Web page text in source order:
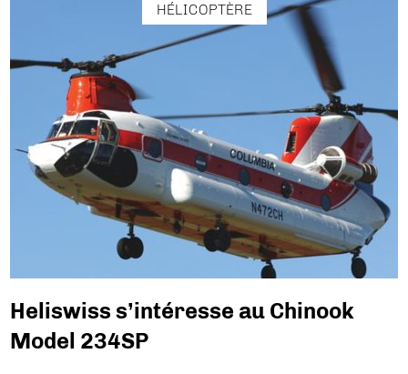
HÉLICOPTÈRE
Heliswiss s’intéresse au Chinook
Model 234SP